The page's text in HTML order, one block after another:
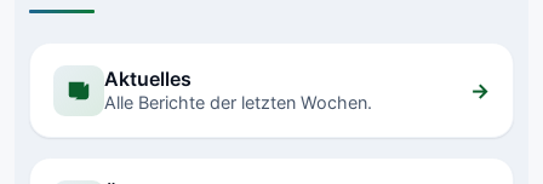
Aktuelles
Alle Berichte der letzten Wochen. →